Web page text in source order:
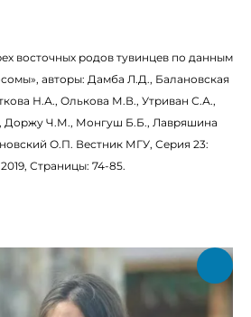
восточных родов тувинцев по данным
авторы: Дамба Л.Д., Балановская
Н.А., Олькова М.В., Утриван С.А.,
Ч.М., Монгуш Б.Б., Лавряшина
О.П. Вестник МГУ, Серия 23:
Страницы: 74-85.